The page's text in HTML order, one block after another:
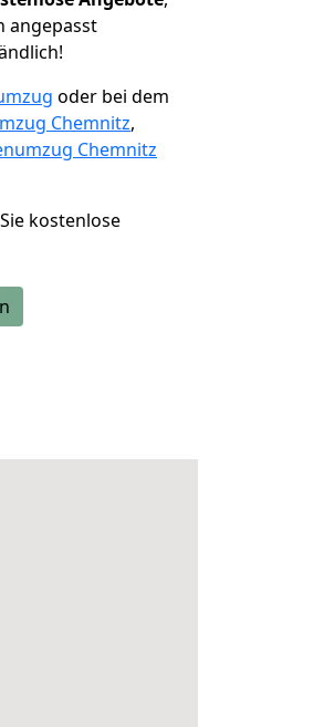
angepasst
oder bei dem
Chemnitz,
Chemnitz
kostenlose